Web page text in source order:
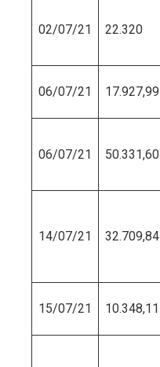
02/07/21 22.320
06/07/21 17.927,99
06/07/21 50.331,60
14/07/21 32.709,84
15/07/21 10.348,11